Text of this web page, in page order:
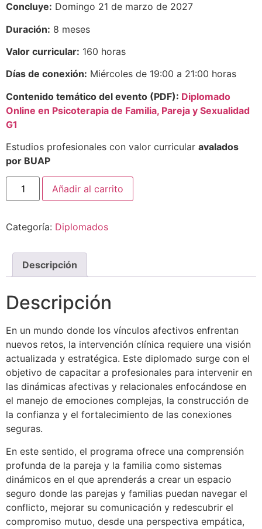
Concluye: Domingo 21 de marzo de 2027
Duración: 8 meses
Valor curricular: 160 horas
Días de conexión: Miércoles de 19:00 a 21:00 horas
Contenido temático del evento (PDF): Diplomado
Online en Psicoterapia de Familia, Pareja y Sexualidad
G1
Estudios profesionales con valor curricular avalados
por BUAP
Añadir al carrito
Categoría: Diplomados
Descripción
Descripción
En un mundo donde los vínculos afectivos enfrentan
nuevos retos, la intervención clínica requiere una visión
actualizada y estratégica. Este diplomado surge con el
objetivo de capacitar a profesionales para intervenir en
las dinámicas afectivas y relacionales enfocándose en
el manejo de emociones complejas, la construcción de
la confianza y el fortalecimiento de las conexiones
seguras.
En este sentido, el programa ofrece una comprensión
profunda de la pareja y la familia como sistemas
dinámicos en el que aprenderás a crear un espacio
seguro donde las parejas y familias puedan navegar el
conflicto, mejorar su comunicación y redescubrir el
compromiso mutuo, desde una perspectiva empática,